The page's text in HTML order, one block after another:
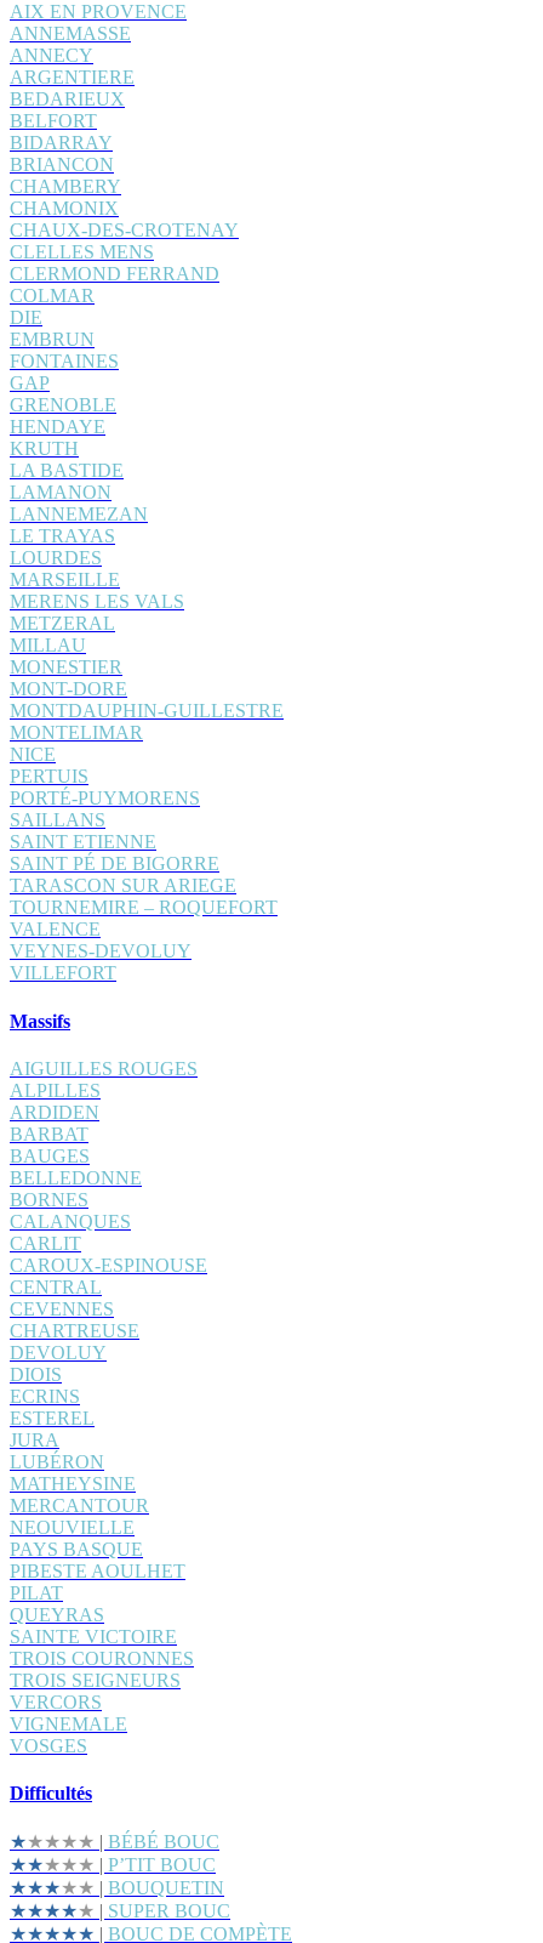
AIX EN PROVENCE
ANNEMASSE
ANNECY
ARGENTIERE
BEDARIEUX
BELFORT
BIDARRAY
BRIANCON
CHAMBERY
CHAMONIX
CHAUX-DES-CROTENAY
CLELLES MENS
CLERMOND FERRAND
COLMAR
DIE
EMBRUN
FONTAINES
GAP
GRENOBLE
HENDAYE
KRUTH
LA BASTIDE
LAMANON
LANNEMEZAN
LE TRAYAS
LOURDES
MARSEILLE
MERENS LES VALS
METZERAL
MILLAU
MONESTIER
MONT-DORE
MONTDAUPHIN-GUILLESTRE
MONTELIMAR
NICE
PERTUIS
PORTÉ-PUYMORENS
SAILLANS
SAINT ETIENNE
SAINT PÉ DE BIGORRE
TARASCON SUR ARIEGE
TOURNEMIRE – ROQUEFORT
VALENCE
VEYNES-DEVOLUY
VILLEFORT
Massifs
AIGUILLES ROUGES
ALPILLES
ARDIDEN
BARBAT
BAUGES
BELLEDONNE
BORNES
CALANQUES
CARLIT
CAROUX-ESPINOUSE
CENTRAL
CEVENNES
CHARTREUSE
DEVOLUY
DIOIS
ECRINS
ESTEREL
JURA
LUBÉRON
MATHEYSINE
MERCANTOUR
NEOUVIELLE
PAYS BASQUE
PIBESTE AOULHET
PILAT
QUEYRAS
SAINTE VICTOIRE
TROIS COURONNES
TROIS SEIGNEURS
VERCORS
VIGNEMALE
VOSGES
Difficultés
★★★★★
BÉBÉ BOUC
★★★★★
P’TIT BOUC
★★★★★
BOUQUETIN
★★★★★
SUPER BOUC
★★★★★
BOUC DE COMPÈTE